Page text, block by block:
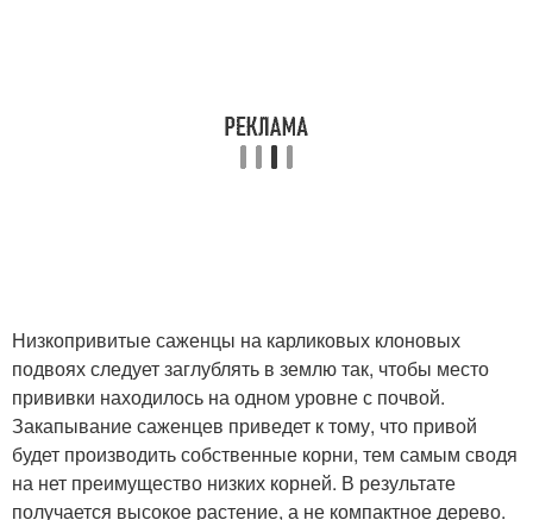
Низкопривитые саженцы на карликовых клоновых
подвоях следует заглублять в землю так, чтобы место
прививки находилось на одном уровне с почвой.
Закапывание саженцев приведет к тому, что привой
будет производить собственные корни, тем самым сводя
на нет преимущество низких корней. В результате
получается высокое растение, а не компактное дерево.